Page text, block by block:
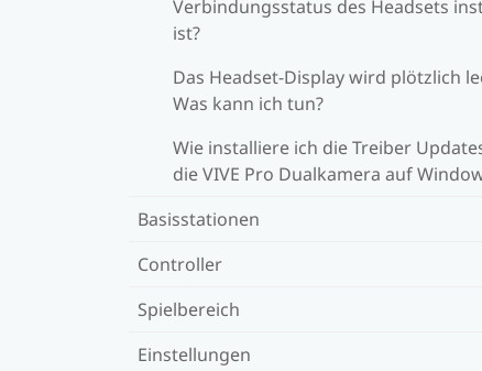
Verbindungsstatus des Headsets
ist?
Das Headset-Display wird plötzlich
Was kann ich tun?
Wie installiere ich die Treiber
die VIVE Pro Dualkamera auf
Basisstationen
Controller
Spielbereich
Einstellungen